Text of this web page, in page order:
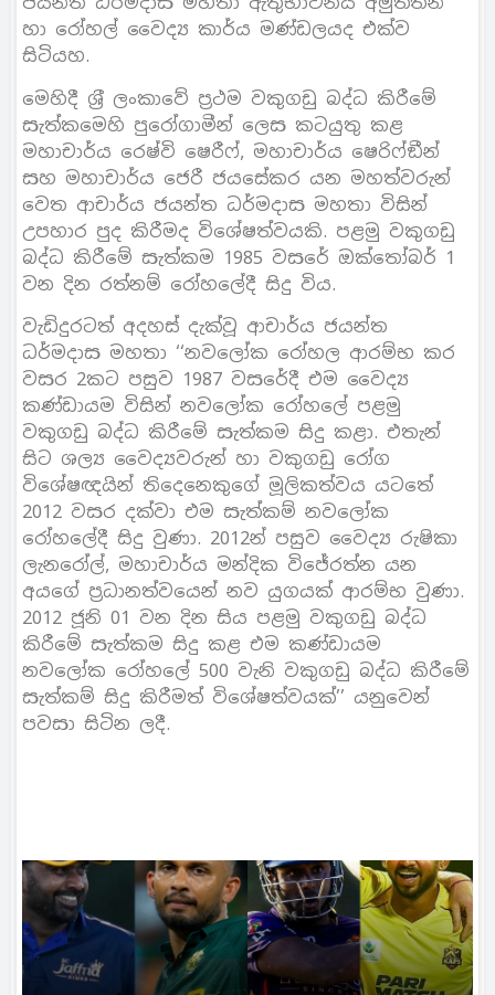
හා රෝහල් වෛද්‍ය කාර්ය මණ්ඩලයද එක්ව
සිටියහ.
මෙහිදී ශ‍්‍රී ලංකාවේ ප‍්‍රථම වකුගඩු බද්ධ කිරීමේ
සැත්කමෙහි පුරෝගාමීන් ලෙස කටයුතු කළ
මහාචාර්ය රෙෂ්වි ෂෙරීෆ්, මහාචාර්ය ෂෙරිෆ්ඞීන්
සහ මහාචාර්ය ජෙරී ජයසේකර යන මහත්වරුන්
වෙත ආචාර්ය ජයන්ත ධර්මදාස මහතා විසින්
උපහාර පුද කිරීමද විශේෂත්වයකි. පළමු වකුගඩු
බද්ධ කිරීමේ සැත්කම 1985 වසරේ ඔක්තෝබර් 1
වන දින රත්නම් රෝහලේදී සිදු විය.
වැඩිදුරටත් අදහස් දැක්වූ ආචාර්ය ජයන්ත
ධර්මදාස මහතා ‘‘නවලෝක රෝහල ආරම්භ කර
වසර 2කට පසුව 1987 වසරේදී එම වෛද්‍ය
කණ්ඩායම විසින් නවලෝක රෝහලේ පළමු
වකුගඩු බද්ධ කිරීමේ සැත්කම සිදු කළා. එතැන්
සිට ශල්‍ය වෛද්‍යවරුන් හා වකුගඩු රෝග
විශේෂඥයින් තිදෙනෙකුගේ මූලිකත්වය යටතේ
2012 වසර දක්වා එම සැත්කම් නවලෝක
රෝහලේදී සිදු වුණා. 2012න් පසුව වෛද්‍ය රුෂිකා
ලැනරෝල්, මහාචාර්ය මන්දික විජේරත්න යන
අයගේ ප‍්‍රධානත්වයෙන් නව යුගයක් ආරම්භ වුණා.
2012 ජූනි 01 වන දින සිය පළමු වකුගඩු බද්ධ
කිරීමේ සැත්කම සිදු කළ එම කණ්ඩායම
නවලෝක රෝහලේ 500 වැනි වකුගඩු බද්ධ කිරීමේ
සැත්කම් සිදු කිරීමත් විශේෂත්වයක්’’ යනුවෙන්
පවසා සිටින ලදී.